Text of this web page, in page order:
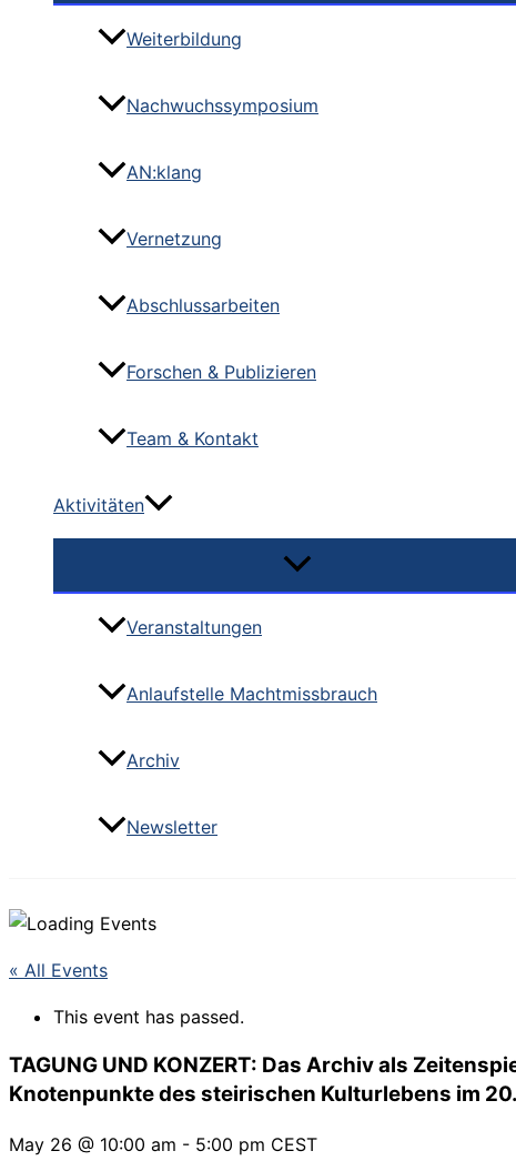
Weiterbildung
Nachwuchssymposium
AN:klang
Vernetzung
Abschlussarbeiten
Forschen & Publizieren
Team & Kontakt
Aktivitäten
Veranstaltungen
Anlaufstelle Machtmissbrauch
Archiv
Newsletter
« All Events
This event has passed.
TAGUNG UND KONZERT: Das Archiv als
Knotenpunkte des steirischen Kulturlebens im
May 26 @ 10:00 am - 5:00 pm CEST